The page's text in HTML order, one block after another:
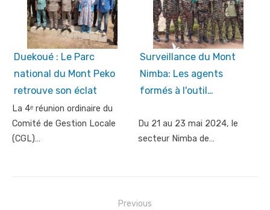
Duekoué : Le Parc
national du Mont Peko
retrouve son éclat
La 4ᵉ réunion ordinaire du
Comité de Gestion Locale
(CGL)…
Surveillance du Mont
Nimba: Les agents
formés à l'outil…
Du 21 au 23 mai 2024, le
secteur Nimba de…
Previous